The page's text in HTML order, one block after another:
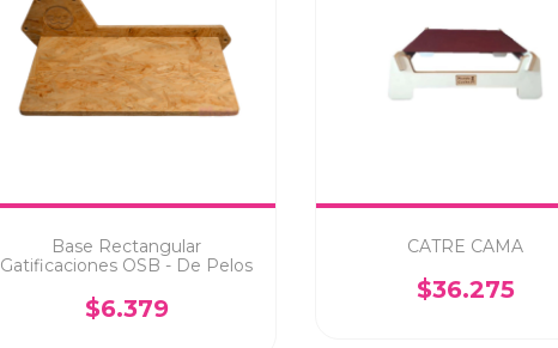
Base Rectangular
Gatificaciones OSB - De Pelos
$6.379
CATRE CAMA
$36.275